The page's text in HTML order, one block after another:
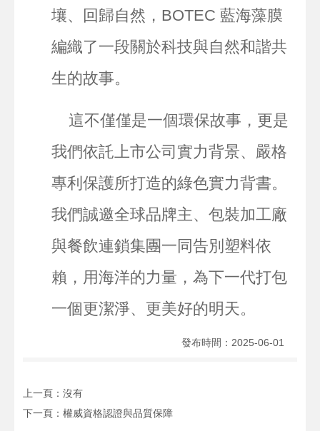
壤、回歸自然，BOTEC 藍海藻膜
編織了一段關於科技與自然和諧共
生的故事。
這不僅僅是一個環保故事，更是
我們依託上市公司實力背景、嚴格
專利保護所打造的綠色實力背書。
我們誠邀全球品牌主、包裝加工廠
與餐飲連鎖集團一同告別塑料依
賴，用海洋的力量，為下一代打包
一個更潔淨、更美好的明天。
發布時間： 2025-06-01
上一頁：沒有
下一頁：權威資格認證與品質保障